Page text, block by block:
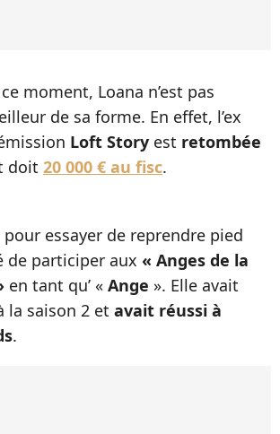
moment, Loana n’est pas
de sa forme. En effet, l’ex
Loft Story est retombée
doit 20 000 € au fisc.
pour essayer de reprendre pied
de participer aux « Anges de la
en tant qu’ « Ange ». Elle avait
la saison 2 et avait réussi à
.